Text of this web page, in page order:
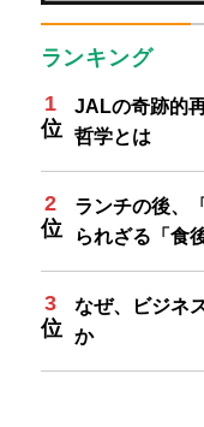
ランキング
JALの奇跡的
哲学とは
ランチの後、
られざる「食
なぜ、ビジネ
か